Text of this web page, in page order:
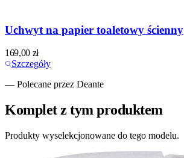
Uchwyt na papier toaletowy ścienny
169,00 zł
Szczegóły
— Polecane przez Deante
Komplet z tym produktem
Produkty wyselekcjonowane do tego modelu.